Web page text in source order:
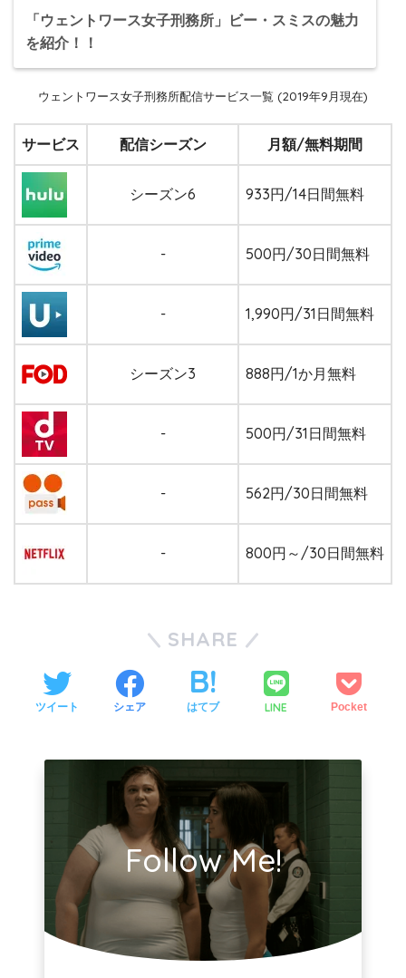
「ウェントワース女子刑務所」ビー・スミスの魅力
を紹介！！
ウェントワース女子刑務所配信サービス一覧 (2019年9月現在)
サービス 配信シーズン 月額/無料期間
シーズン6 933円/14日間無料
- 500円/30日間無料
- 1,990円/31日間無料
シーズン3 888円/1か月無料
- 500円/31日間無料
- 562円/30日間無料
- 800円～/30日間無料
SHARE
ツイート シェア はてブ LINE Pocket
Follow Me!